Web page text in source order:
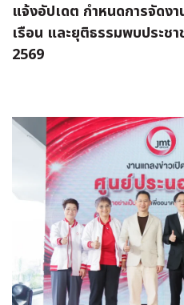
แจ้งอัปเดต กำหนดการจัดง
เรือน และยุติธรรมพบประช
2569